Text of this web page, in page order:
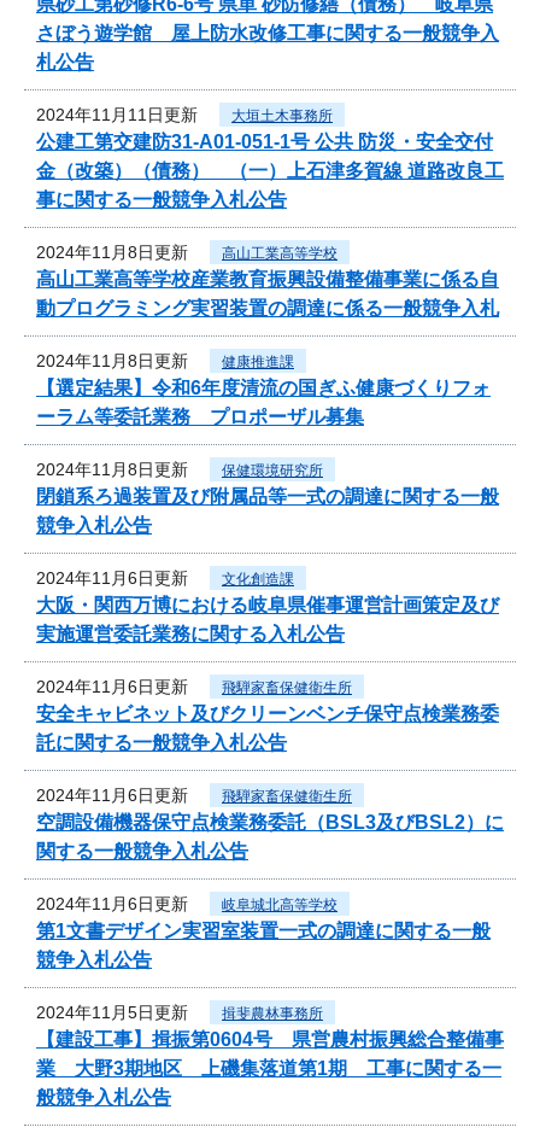
さぼう遊学館 屋上防水改修工事に関する一般競争入
札公告
2024年11月11日更新 大垣土木事務所
公建工第交建防31-A01-051-1号 公共 防災・安全交付
金（改築）（債務） （一）上石津多賀線 道路改良工
事に関する一般競争入札公告
2024年11月8日更新 高山工業高等学校
高山工業高等学校産業教育振興設備整備事業に係る自
動プログラミング実習装置の調達に係る一般競争入札
2024年11月8日更新 健康推進課
【選定結果】令和6年度清流の国ぎふ健康づくりフォ
ーラム等委託業務 プロポーザル募集
2024年11月8日更新 保健環境研究所
閉鎖系ろ過装置及び附属品等一式の調達に関する一般
競争入札公告
2024年11月6日更新 文化創造課
大阪・関西万博における岐阜県催事運営計画策定及び
実施運営委託業務に関する入札公告
2024年11月6日更新 飛騨家畜保健衛生所
安全キャビネット及びクリーンベンチ保守点検業務委
託に関する一般競争入札公告
2024年11月6日更新 飛騨家畜保健衛生所
空調設備機器保守点検業務委託（BSL3及びBSL2）に
関する一般競争入札公告
2024年11月6日更新 岐阜城北高等学校
第1文書デザイン実習室装置一式の調達に関する一般
競争入札公告
2024年11月5日更新 揖斐農林事務所
【建設工事】揖振第0604号 県営農村振興総合整備事
業 大野3期地区 上磯集落道第1期 工事に関する一
般競争入札公告